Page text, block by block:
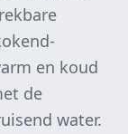
en koud
de
water.